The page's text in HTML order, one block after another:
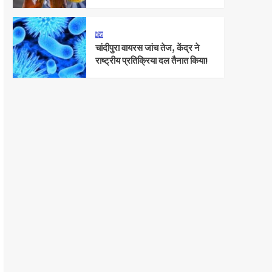
देश
चांदीपुरा वायरस जांच तेज, केंद्र ने
राष्ट्रीय प्रतिक्रिया दल तैनात किया!